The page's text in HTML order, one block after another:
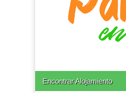
Main menu
Skip to content
Encontrar Alojamiento